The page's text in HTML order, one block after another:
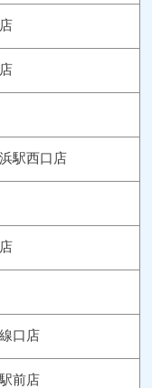
駅西口店
口店
前店